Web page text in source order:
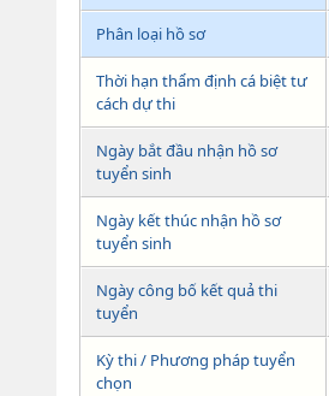
Phân loại hồ sơ
Thời hạn thẩm định cá biệt tư
cách dự thi
Ngày bắt đầu nhận hồ sơ
tuyển sinh
Ngày kết thúc nhận hồ sơ
tuyển sinh
Ngày công bố kết quả thi
tuyển
Kỳ thi / Phương pháp tuyển
chọn